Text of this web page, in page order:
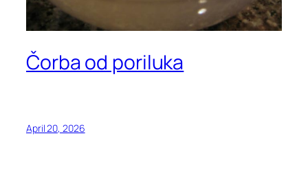
Čorba od poriluka
April 20, 2026